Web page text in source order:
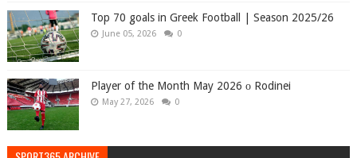
Top 70 goals in Greek Football | Season 2025/26
June 05, 2026 0
Player of the Month May 2026 ο Rodinei
May 27, 2026 0